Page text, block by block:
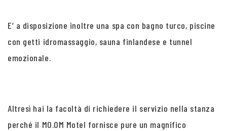
E’ a disposizione inoltre una spa con bagno turco, piscine
con getti idromassaggio, sauna finlandese e tunnel
emozionale.
Altresì hai la facoltà di richiedere il servizio nella stanza
perché il MO.OM Motel fornisce pure un magnifico